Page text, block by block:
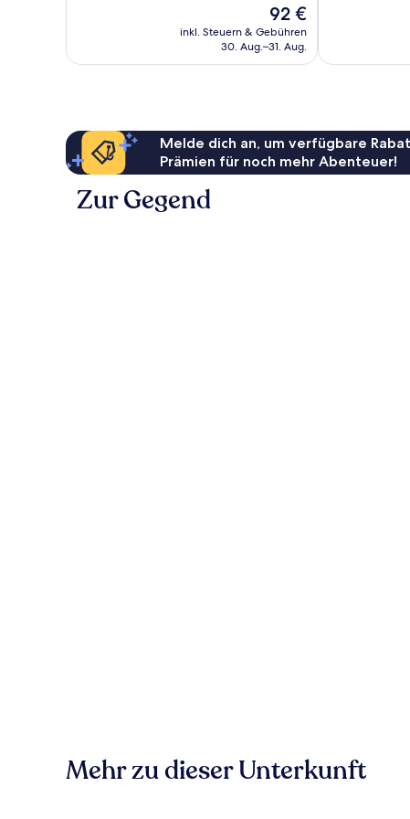
Der
Preis
beträgt
92 €
inkl. Steuern & Gebühren
30. Aug.–31. Aug.
Melde dich an, um verfügbare
Prämien für noch mehr Abenteuer!
Zur Gegend
Mehr zu dieser Unterkunft